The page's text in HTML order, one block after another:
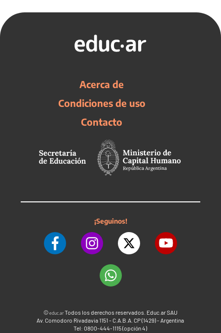
Acerca de
Condiciones de uso
Contacto
¡Seguinos!
©educ.arTodos los derechos reservados. Educ.ar SAU
Av. Comodoro Rivadavia 1151 - C.A.B.A. CP (1429) - Argentina
Tel: 0800-444-1115 (opción 4)